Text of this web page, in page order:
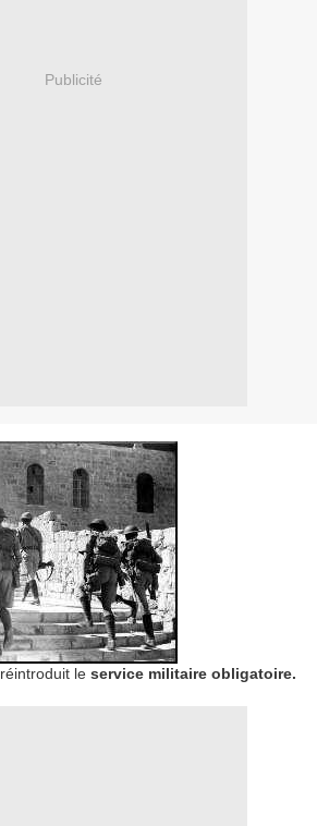
Publicité
réintroduit le service militaire obligatoire.